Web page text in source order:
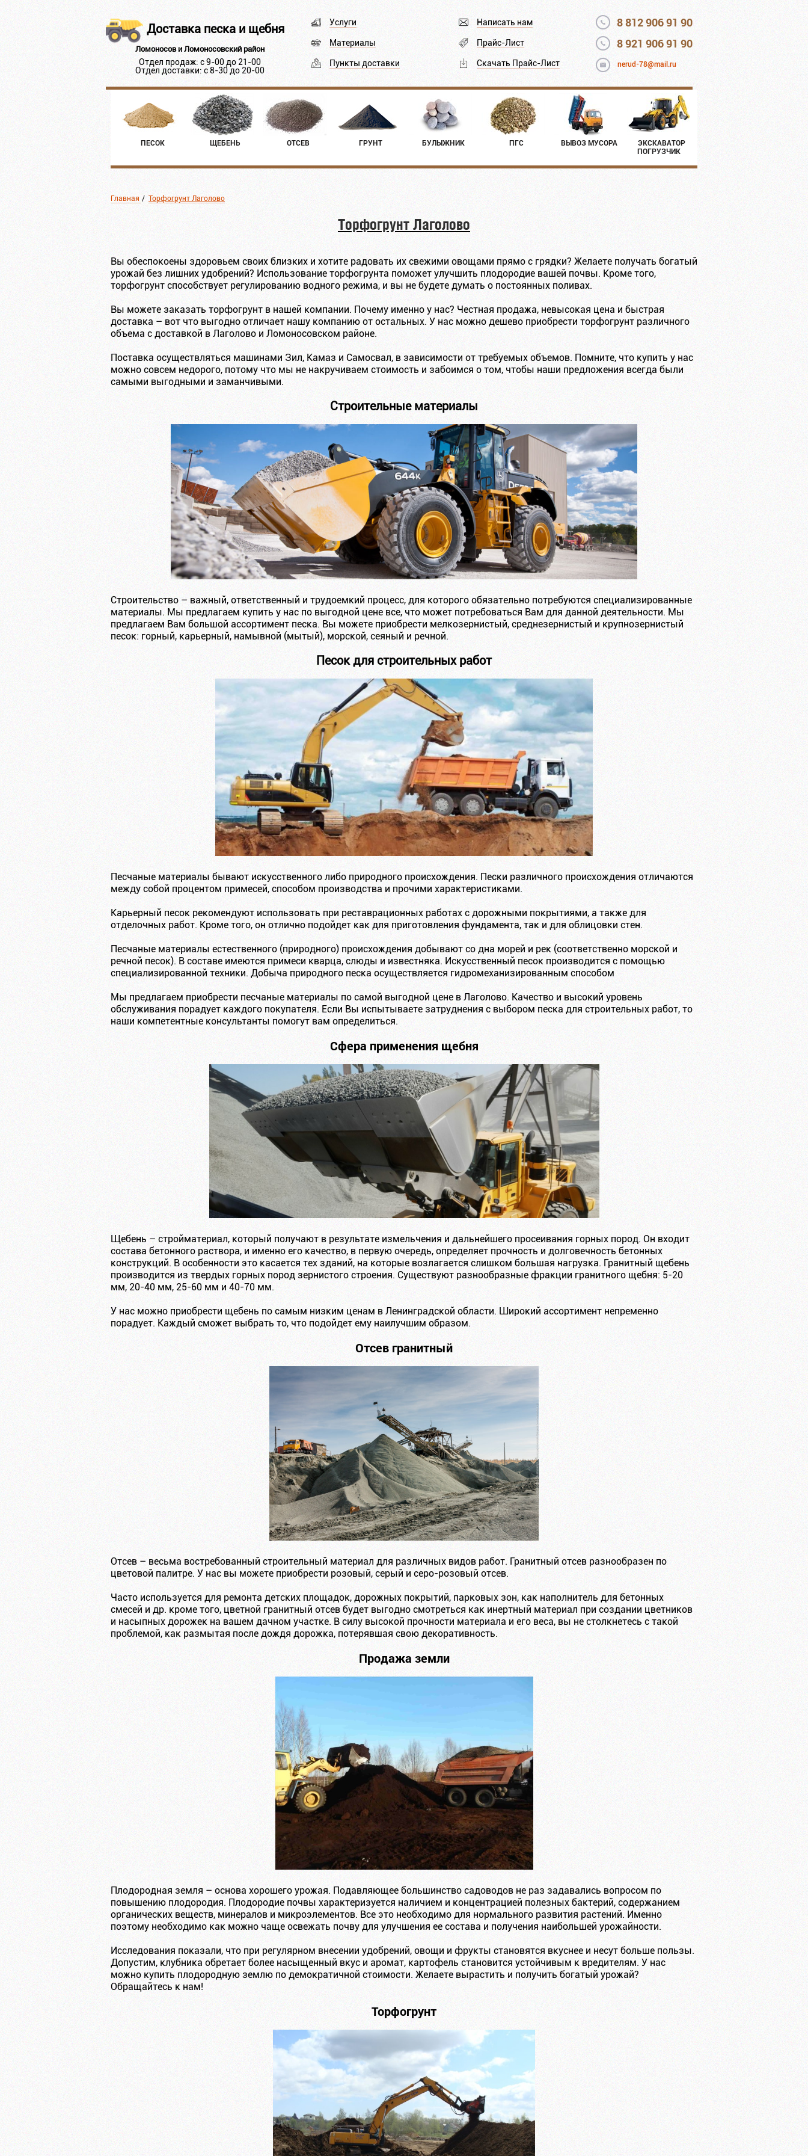
Доставка песка и щебня
Ломоносов и Ломоносовский район
Отдел продаж: с 9-00 до 21-00
Отдел доставки: с 8-30 до 20-00
Услуги
Материалы
Пункты доставки
Написать нам
Прайс-Лист
Скачать Прайс-Лист
8 812 906 91 90
8 921 906 91 90
nerud-78@mail.ru
ПЕСОК ЩЕБЕНЬ ОТСЕВ ГРУНТ БУЛЫЖНИК ПГС ВЫВОЗ МУСОРА
ЭКСКАВАТОР
ПОГРУЗЧИК
Главная / Торфогрунт Лаголово
Торфогрунт Лаголово
Вы обеспокоены здоровьем своих близких и хотите радовать их свежими овощами прямо с грядки? Желаете получать богатый
урожай без лишних удобрений? Использование торфогрунта поможет улучшить плодородие вашей почвы. Кроме того,
торфогрунт способствует регулированию водного режима, и вы не будете думать о постоянных поливах.
Вы можете заказать торфогрунт в нашей компании. Почему именно у нас? Честная продажа, невысокая цена и быстрая
доставка – вот что выгодно отличает нашу компанию от остальных. У нас можно дешево приобрести торфогрунт различного
объема с доставкой в Лаголово и Ломоносовском районе.
Поставка осуществляться машинами Зил, Камаз и Самосвал, в зависимости от требуемых объемов. Помните, что купить у нас
можно совсем недорого, потому что мы не накручиваем стоимость и забоимся о том, чтобы наши предложения всегда были
самыми выгодными и заманчивыми.
Строительные материалы
Строительство – важный, ответственный и трудоемкий процесс, для которого обязательно потребуются специализированные
материалы. Мы предлагаем купить у нас по выгодной цене все, что может потребоваться Вам для данной деятельности. Мы
предлагаем Вам большой ассортимент песка. Вы можете приобрести мелкозернистый, среднезернистый и крупнозернистый
песок: горный, карьерный, намывной (мытый), морской, сеяный и речной.
Песок для строительных работ
Песчаные материалы бывают искусственного либо природного происхождения. Пески различного происхождения отличаются
между собой процентом примесей, способом производства и прочими характеристиками.
Карьерный песок рекомендуют использовать при реставрационных работах с дорожными покрытиями, а также для
отделочных работ. Кроме того, он отлично подойдет как для приготовления фундамента, так и для облицовки стен.
Песчаные материалы естественного (природного) происхождения добывают со дна морей и рек (соответственно морской и
речной песок). В составе имеются примеси кварца, слюды и известняка. Искусственный песок производится с помощью
специализированной техники. Добыча природного песка осуществляется гидромеханизированным способом
Мы предлагаем приобрести песчаные материалы по самой выгодной цене в Лаголово. Качество и высокий уровень
обслуживания порадует каждого покупателя. Если Вы испытываете затруднения с выбором песка для строительных работ, то
наши компетентные консультанты помогут вам определиться.
Сфера применения щебня
Щебень – стройматериал, который получают в результате измельчения и дальнейшего просеивания горных пород. Он входит
состава бетонного раствора, и именно его качество, в первую очередь, определяет прочность и долговечность бетонных
конструкций. В особенности это касается тех зданий, на которые возлагается слишком большая нагрузка. Гранитный щебень
производится из твердых горных пород зернистого строения. Существуют разнообразные фракции гранитного щебня: 5-20
мм, 20-40 мм, 25-60 мм и 40-70 мм.
У нас можно приобрести щебень по самым низким ценам в Ленинградской области. Широкий ассортимент непременно
порадует. Каждый сможет выбрать то, что подойдет ему наилучшим образом.
Отсев гранитный
Отсев – весьма востребованный строительный материал для различных видов работ. Гранитный отсев разнообразен по
цветовой палитре. У нас вы можете приобрести розовый, серый и серо-розовый отсев.
Часто используется для ремонта детских площадок, дорожных покрытий, парковых зон, как наполнитель для бетонных
смесей и др. кроме того, цветной гранитный отсев будет выгодно смотреться как инертный материал при создании цветников
и насыпных дорожек на вашем дачном участке. В силу высокой прочности материала и его веса, вы не столкнетесь с такой
проблемой, как размытая после дождя дорожка, потерявшая свою декоративность.
Продажа земли
Плодородная земля – основа хорошего урожая. Подавляющее большинство садоводов не раз задавались вопросом по
повышению плодородия. Плодородие почвы характеризуется наличием и концентрацией полезных бактерий, содержанием
органических веществ, минералов и микроэлементов. Все это необходимо для нормального развития растений. Именно
поэтому необходимо как можно чаще освежать почву для улучшения ее состава и получения наибольшей урожайности.
Исследования показали, что при регулярном внесении удобрений, овощи и фрукты становятся вкуснее и несут больше пользы.
Допустим, клубника обретает более насыщенный вкус и аромат, картофель становится устойчивым к вредителям. У нас
можно купить плодородную землю по демократичной стоимости. Желаете вырастить и получить богатый урожай?
Обращайтесь к нам!
Торфогрунт